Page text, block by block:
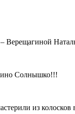
Верещагиной
Солнышко!!!
из